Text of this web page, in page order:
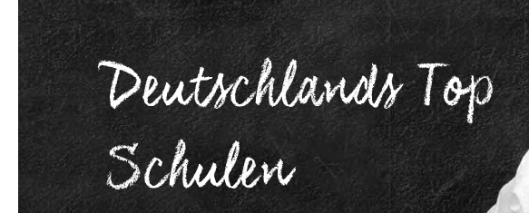
Deutschlands Top
Schulen